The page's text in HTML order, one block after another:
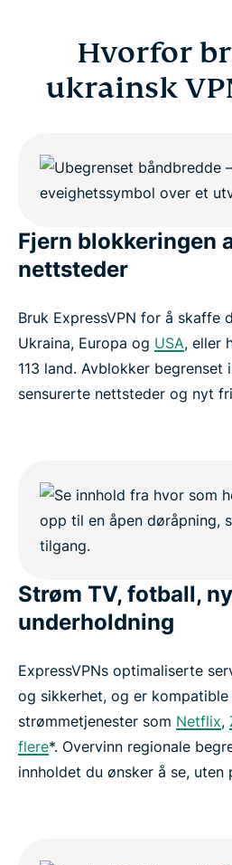
Hvorfor
ukrainsk
Fjern blokkeringen
nettsteder
Bruk ExpressVPN for å skaffe
Ukraina, Europa og USA, eller
113 land. Avblokker
sensurerte nettsteder og nyt
Strøm TV, fotball,
underholdning
ExpressVPNs optimaliserte
og sikkerhet, og er kompatible
strømmetjenester som Netflix,
flere*. Overvinn regionale
innholdet du ønsker å se, uten